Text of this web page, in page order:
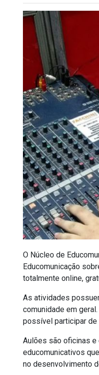
O Núcleo de
Educomunicação
totalmente online,
As atividades
comunidade em
possível participar
Aulões são oficinas
educomunicativos
no desenvolvimento